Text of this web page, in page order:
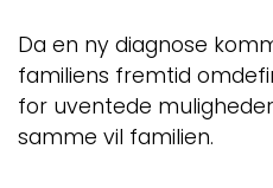
Da en ny diagnose
familiens fremtid
for uventede
samme vil familien.